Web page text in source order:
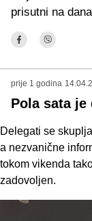
prisutni na
prije 1 godina
Pola sata je
Delegati se
a nezvanične
tokom vikenda
zadovoljen.